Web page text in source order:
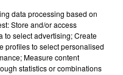
et avait écopé d'un
et intérêt à verser à
data processing based on
Store and/or access
to select advertising; Create
profiles to select personalised
Measure content
statistics or combinations